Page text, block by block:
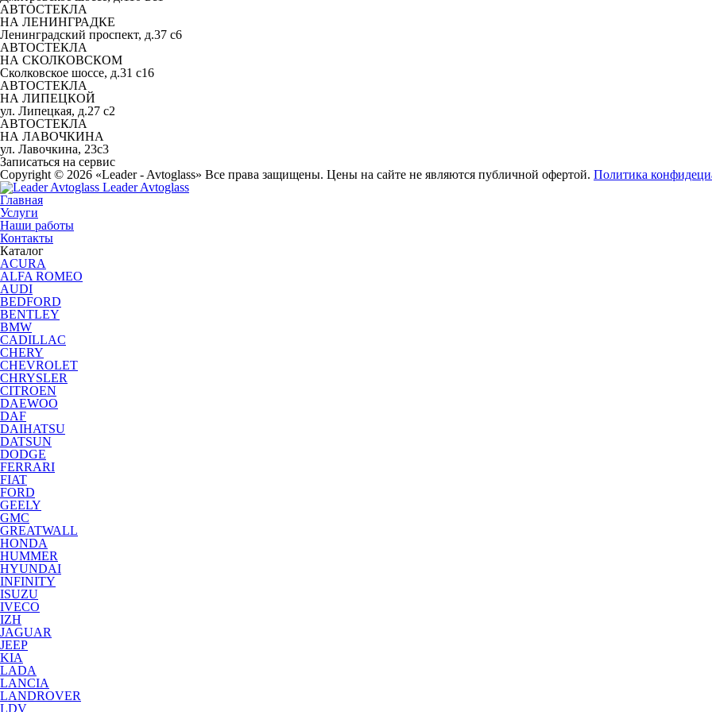
АВТОСТЕКЛА
НА ЛЕНИНГРАДКЕ
Ленинградский проспект, д.37 c6
АВТОСТЕКЛА
НА СКОЛКОВСКОМ
Сколковское шоссе, д.31 с16
АВТОСТЕКЛА
НА ЛИПЕЦКОЙ
ул. Липецкая, д.27 с2
АВТОСТЕКЛА
НА ЛАВОЧКИНА
ул. Лавочкина, 23с3
Записаться на сервис
Copyright © 2026 «Leader - Avtoglass» Все права защищены. Цены на сайте не являются публичной офертой. Политика
Leader Avtoglass
Главная
Услуги
Наши работы
Контакты
Каталог
ACURA
ALFA ROMEO
AUDI
BEDFORD
BENTLEY
BMW
CADILLAC
CHERY
CHEVROLET
CHRYSLER
CITROEN
DAEWOO
DAF
DAIHATSU
DATSUN
DODGE
FERRARI
FIAT
FORD
GEELY
GMC
GREATWALL
HONDA
HUMMER
HYUNDAI
INFINITY
ISUZU
IVECO
IZH
JAGUAR
JEEP
KIA
LADA
LANCIA
LANDROVER
LDV